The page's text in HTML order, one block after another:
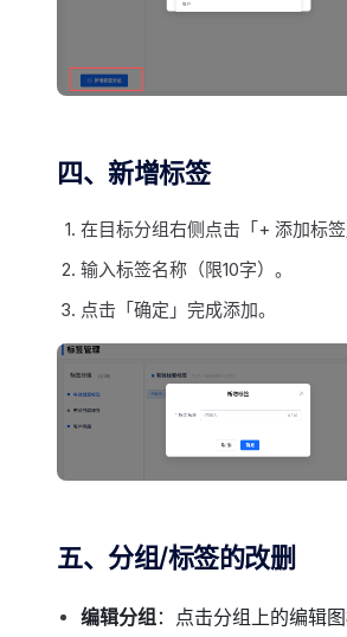
四、新增标签
在目标分组右侧点击「+ 添加标签
输入标签名称（限10字）。
点击「确定」完成添加。
五、分组/标签的改删
编辑分组：点击分组上的编辑